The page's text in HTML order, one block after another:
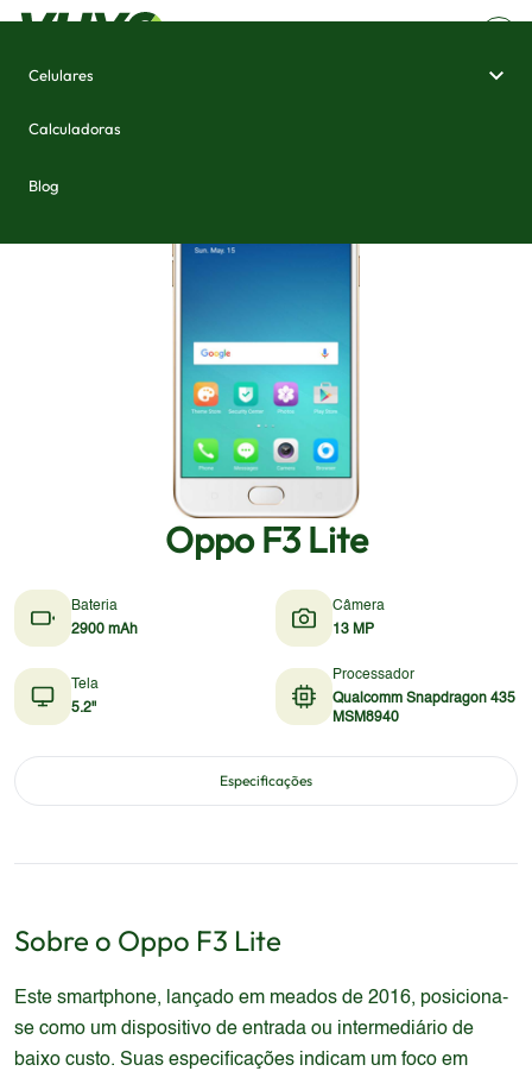
Celulares
Calculadoras
Blog
Oppo F3 Lite
Bateria
2900 mAh
Câmera
13 MP
Tela
5.2"
Processador
Qualcomm Snapdragon 435
MSM8940
Especificações
Sobre o Oppo F3 Lite
Este smartphone, lançado em meados de 2016, posiciona-
se como um dispositivo de entrada ou intermediário de
baixo custo. Suas especificações indicam um foco em